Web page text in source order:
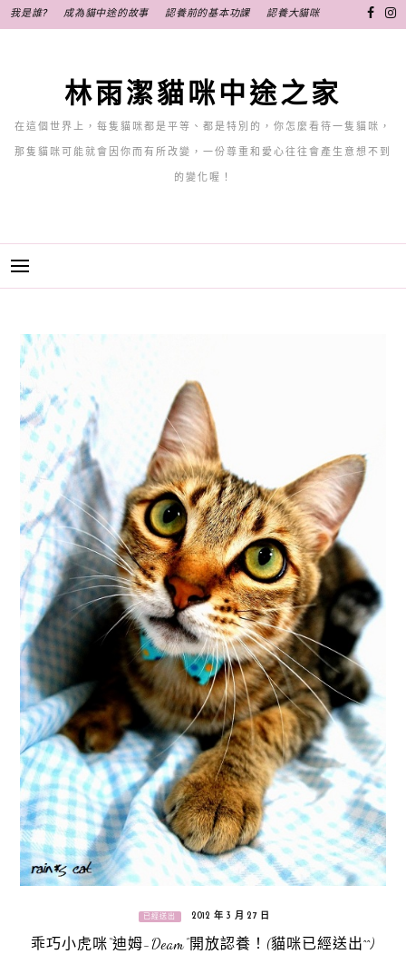
至
我是誰? 成為貓中途的故事 認養前的基本功課 認養大貓咪
林雨潔貓咪中途之家
在這個世界上，每隻貓咪都是平等、都是特別的，你怎麼看待一隻貓咪，
那隻貓咪可能就會因你而有所改變，一份尊重和愛心往往會產生意想不到
的變化喔！
已經送出 2012 年 3 月 27 日
乖巧小虎咪“迪姆-Deam”開放認養！(貓咪已經送出^^)